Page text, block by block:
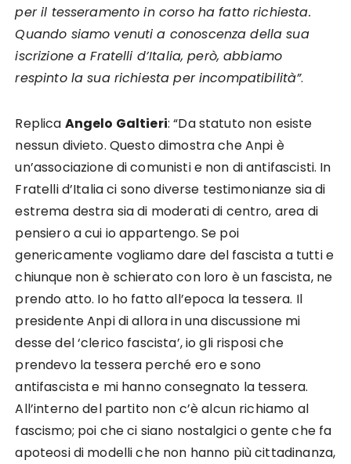
per il tesseramento in corso ha fatto richiesta.
Quando siamo venuti a conoscenza della sua
iscrizione a Fratelli d’Italia, però, abbiamo
respinto la sua richiesta per incompatibilità”.
Replica Angelo Galtieri: “Da statuto non esiste
nessun divieto. Questo dimostra che Anpi è
un’associazione di comunisti e non di antifascisti. In
Fratelli d’Italia ci sono diverse testimonianze sia di
estrema destra sia di moderati di centro, area di
pensiero a cui io appartengo. Se poi
genericamente vogliamo dare del fascista a tutti e
chiunque non è schierato con loro è un fascista, ne
prendo atto. Io ho fatto all’epoca la tessera. Il
presidente Anpi di allora in una discussione mi
desse del ‘clerico fascista’, io gli risposi che
prendevo la tessera perché ero e sono
antifascista e mi hanno consegnato la tessera.
All’interno del partito non c’è alcun richiamo al
fascismo; poi che ci siano nostalgici o gente che fa
apoteosi di modelli che non hanno più cittadinanza,